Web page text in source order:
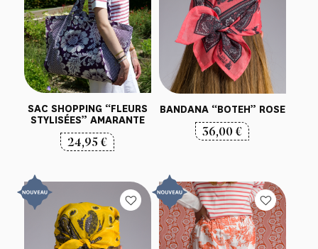
SAC SHOPPING “FLEURS
STYLISÉES” AMARANTE
24,95€
BANDANA “BOTEH” ROSE
36,00€